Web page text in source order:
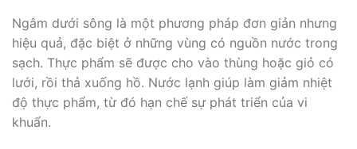
Ngâm dưới sông là một phương pháp đơn giản nhưng
hiệu quả, đặc biệt ở những vùng có nguồn nước trong
sạch. Thực phẩm sẽ được cho vào thùng hoặc giỏ có
lưới, rồi thả xuống hồ. Nước lạnh giúp làm giảm nhiệt
độ thực phẩm, từ đó hạn chế sự phát triển của vi
khuẩn.